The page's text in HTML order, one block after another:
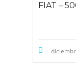
FIAT –